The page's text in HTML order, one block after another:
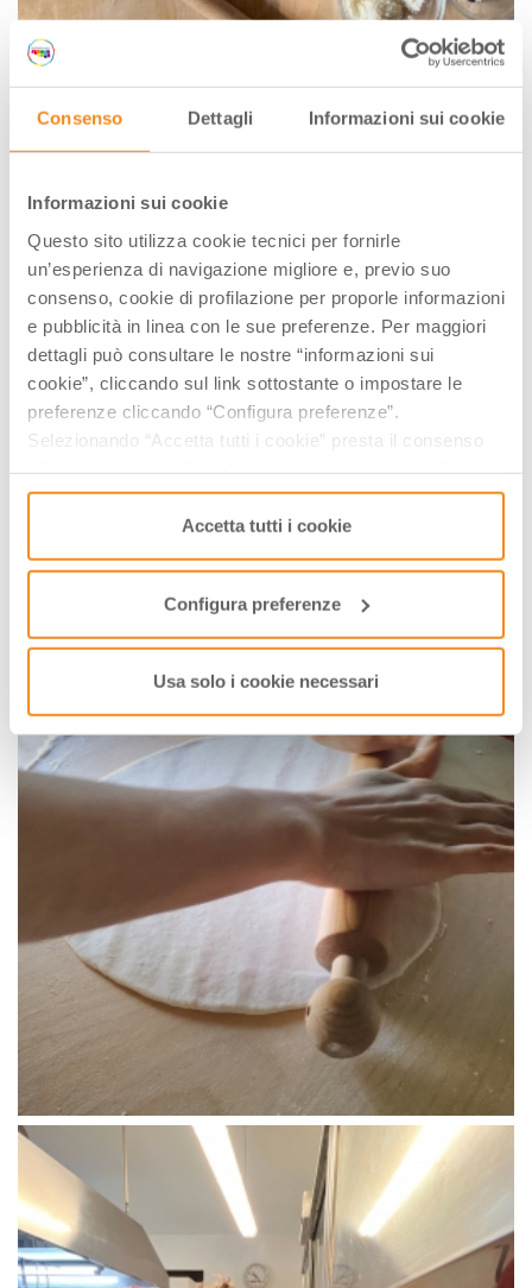
Consenso Dettagli Informazioni sui cookie
Informazioni sui cookie
Questo sito utilizza cookie tecnici per fornirle
un’esperienza di navigazione migliore e, previo suo
consenso, cookie di profilazione per proporle informazioni
e pubblicità in linea con le sue preferenze. Per maggiori
dettagli può consultare le nostre “informazioni sui
cookie”, cliccando sul link sottostante o impostare le
preferenze cliccando “Configura preferenze”.
Selezionando “Accetta tutti i cookie” presta il consenso
consenso cliccando su “Usa solo i cookie necessari” e
saranno attivati i soli cookie tecnici necessari al corretto
funzionamento del sito.
Accetta tutti i cookie
Configura preferenze
Usa solo i cookie necessari